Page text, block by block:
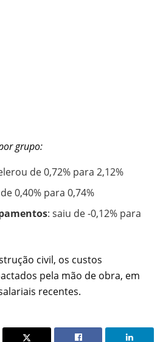
grupo:
de 0,72% para 2,12%
0,40% para 0,74%
: saiu de -0,12% para
civil, os custos
pela mão de obra, em
recentes.